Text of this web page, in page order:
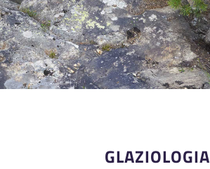
GLAZIOLOGIA